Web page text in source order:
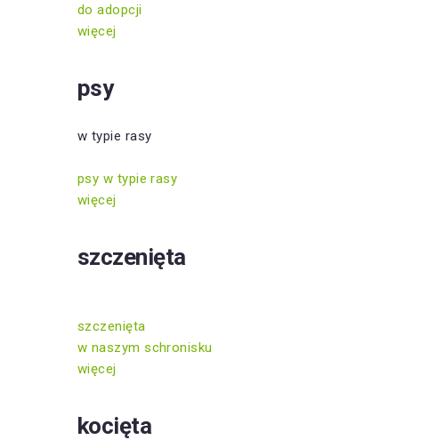
do adopcji
więcej
psy
w typie rasy
psy w typie rasy
więcej
szczenięta
szczenięta
w naszym schronisku
więcej
kocięta